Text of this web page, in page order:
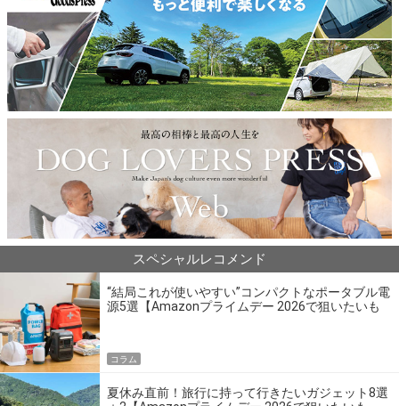
スペシャルレコメンド
“結局これが使いやすい”コンパクトなポータブル電
源5選【Amazonプライムデー 2026で狙いたいも
コラム
夏休み直前！旅行に持って行きたいガジェット8選